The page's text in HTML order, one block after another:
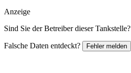
Anzeige
Sind Sie der Betreiber dieser Tankstelle?
Falsche Daten entdeckt? Fehler melden